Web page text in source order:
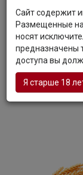
Гастрономия:
охлажденной.
приготовления
салатами,
картофелем с
Сайт содержит
Размещенные
носят
предназначены
доступа вы
Я старше 18